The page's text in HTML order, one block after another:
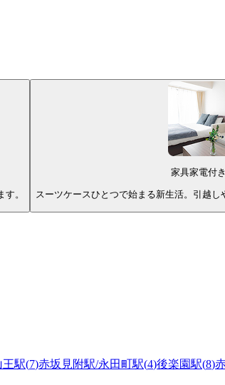
。
家具家電付
スーツケースひとつで始まる新生活。引越
王駅(7)赤坂見附駅/永田町駅(4)後楽園駅(8)